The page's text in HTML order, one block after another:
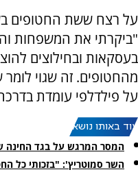
על רצח ששת החטופים
"ביקרתי את המשפחות
בעסקאות ובחילוצים
מהחטופים. זה שגוי
על פילדלפי עומדת
עוד באותו נושא:
המסר המרגש על בגד החינה
השר סמוטריץ': "בזכותי כל